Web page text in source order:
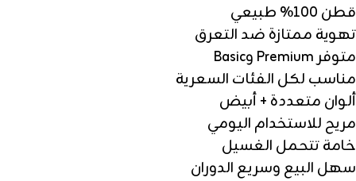
قطن 100% طبيعي
تهوية ممتازة ضد التعرق
متوفر Premium وBasic
مناسب لكل الفئات السعرية
ألوان متعددة + أبيض
مريح للاستخدام اليومي
خامة تتحمل الغسيل
سهل البيع وسريع الدوران